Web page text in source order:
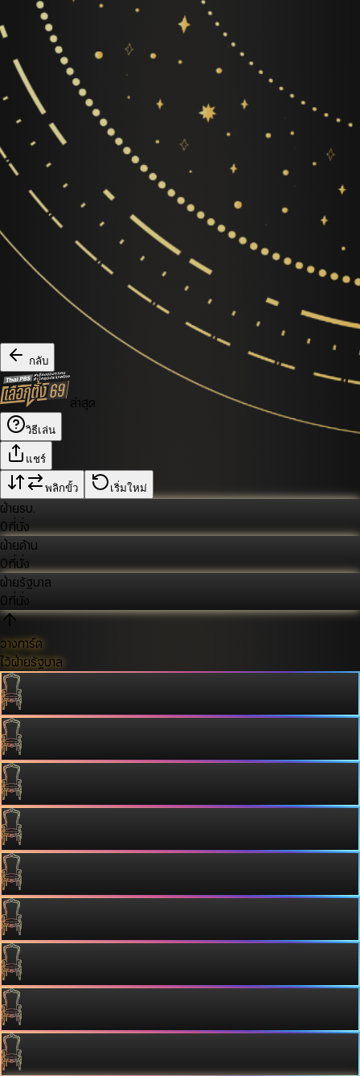
กลับ
ล่าสุด
วิธีเล่น
แชร์
พลิกขั้ว เริ่มใหม่
ฝ่ายรบ.
0ที่นั่ง
ฝ่ายค้าน
0ที่นั่ง
ฝ่ายรัฐบาล
0ที่นั่ง
วางการ์ด
ไว้ฝ่ายรัฐบาล